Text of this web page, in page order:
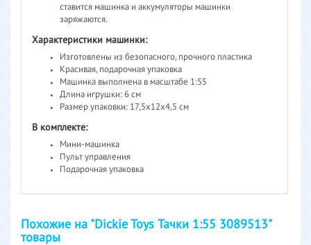
ставится машинка и аккумуляторы машинки
заряжаются.
Характеристики машинки:
Изготовлены из безопасного, прочного пластика
Красивая, подарочная упаковка
Машинка выполнена в масштабе 1:55
Длина игрушки: 6 см
Размер упаковки: 17,5х12х4,5 см
В комплекте:
Мини-машинка
Пульт управления
Подарочная упаковка
Похожие на "Dickie Toys Тачки 1:55 3089513"
товары